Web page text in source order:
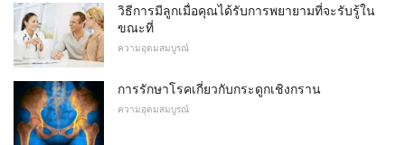
วิธีการมีลูกเมื่อคุณได้รับการพยายามที่จะรับรู้ใน
ขณะที่
ความอุดมสมบูรณ์
การรักษาโรคเกี่ยวกับกระดูกเชิงกราน
ความอุดมสมบูรณ์